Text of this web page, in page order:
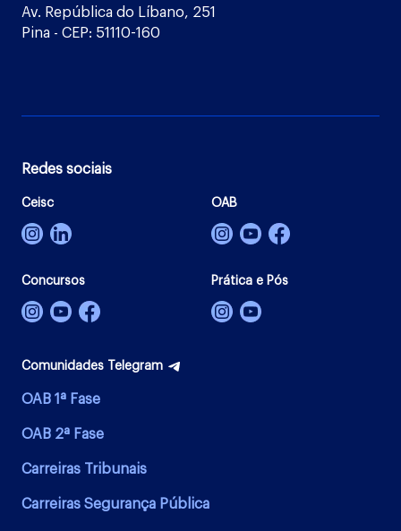
Av. República do Líbano, 251
Pina - CEP: 51110-160
Redes sociais
Ceisc OAB
Concursos Prática e Pós
Comunidades Telegram
OAB 1ª Fase
OAB 2ª Fase
Carreiras Tribunais
Carreiras Segurança Pública